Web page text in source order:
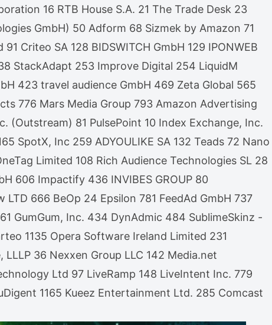
16 RTB House S.A. 21 The Trade Desk 23
GmbH) 50 Adform 68 Sizmek by Amazon 71
Criteo SA 128 BIDSWITCH GmbH 129 IPONWEB
StackAdapt 253 Improve Digital 254 LiquidM
423 travel audience GmbH 469 Zeta Global 565
776 Mars Media Group 793 Amazon Advertising
(Outstream) 81 PulsePoint 10 Index Exchange, Inc.
SpotX, Inc 259 ADYOULIKE SA 132 Teads 72 Nano
Limited 108 Rich Audience Technologies SL 28
606 Impactify 436 INVIBES GROUP 80
666 BeOp 24 Epsilon 781 FeedAd GmbH 737
GumGum, Inc. 434 DynAdmic 484 SublimeSkinz -
1135 Opera Software Ireland Limited 231
36 Nexxen Group LLC 142 Media.net
Ltd 97 LiveRamp 148 LiveIntent Inc. 779
1165 Kueez Entertainment Ltd. 285 Comcast